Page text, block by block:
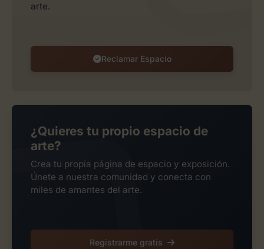
arte.
Reclamar Espacio
¿Quieres tu propio espacio de
arte?
Crea tu propia página de espacio y exposición.
Únete a nuestra comunidad y conecta con
miles de amantes del arte.
Registrarme gratis